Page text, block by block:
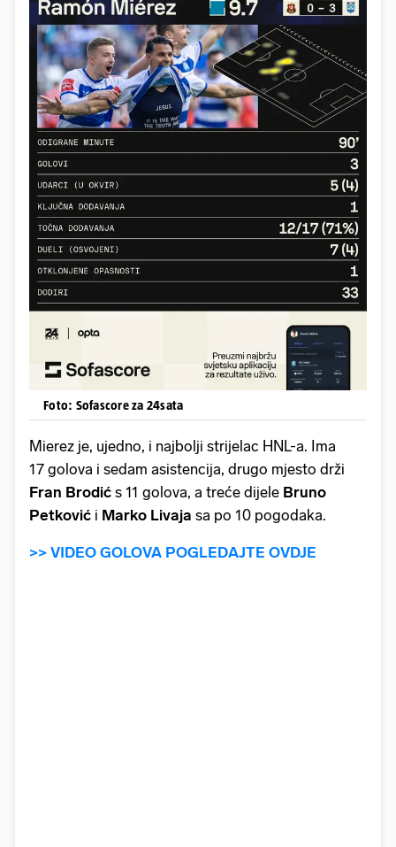
Foto: Sofascore za 24sata
Mierez je, ujedno, i najbolji strijelac HNL-a. Ima
17 golova i sedam asistencija, drugo mjesto drži
Fran Brodić s 11 golova, a treće dijele Bruno
Petković i Marko Livaja sa po 10 pogodaka.
>> VIDEO GOLOVA POGLEDAJTE OVDJE